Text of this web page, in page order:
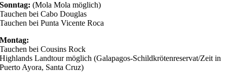
Sonntag:(Mola Mola möglich)
Tauchen bei Cabo Douglas
Tauchen bei Punta Vicente Roca
Montag:
Tauchen bei Cousins Rock
Highlands Landtour möglich (Galapagos-Schildkrötenreservat/Zeit in
Puerto Ayora, Santa Cruz)